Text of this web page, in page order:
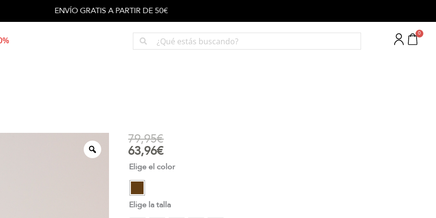
ENVÍO GRATIS A PARTIR DE 50€
79,95€
63,96€
Elige el color
Elige la talla